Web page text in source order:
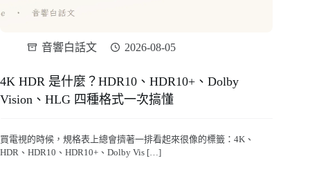
音響白話文 2026-08-05
4K HDR 是什麼？HDR10、HDR10+、Dolby
Vision、HLG 四種格式一次搞懂
買電視的時候，規格表上總會擠著一排看起來很像的標籤：4K、
HDR、HDR10、HDR10+、Dolby Vis […]